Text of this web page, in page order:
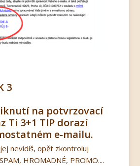
3
na potvrzovací
Ti 3+1 TIP dorazí
e-mailu.
nevidíš, opět zkontroluj
HROMADNÉ, PROMO....